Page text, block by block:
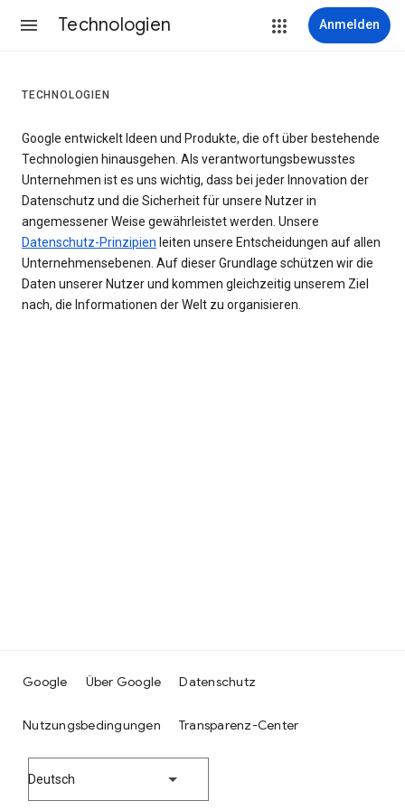
Technologien Anmelden
TECHNOLOGIEN
Google entwickelt Ideen und Produkte, die oft über bestehende
Technologien hinausgehen. Als verantwortungsbewusstes
Unternehmen ist es uns wichtig, dass bei jeder Innovation der
Datenschutz und die Sicherheit für unsere Nutzer in
angemessener Weise gewährleistet werden. Unsere
Datenschutz-Prinzipien leiten unsere Entscheidungen auf allen
Unternehmensebenen. Auf dieser Grundlage schützen wir die
Daten unserer Nutzer und kommen gleichzeitig unserem Ziel
nach, die Informationen der Welt zu organisieren.
Google Über Google Datenschutz
Nutzungsbedingungen Transparenz-Center
Deutsch